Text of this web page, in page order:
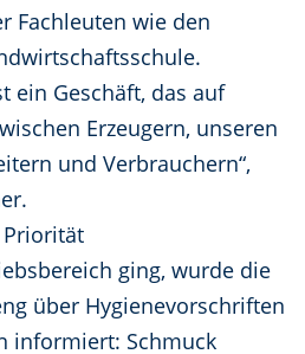
Fachleuten wie den
ein Geschäft, das auf
Erzeugern, unseren
und Verbrauchern“,
Priorität
ging, wurde die
über Hygienevorschriften
informiert: Schmuck